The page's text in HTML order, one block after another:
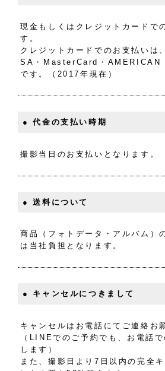
現金もしくはクレジットカードで
す。
クレジットカードでのお支払いは
SA・MasterCard・AMERICAN
です。（2017年現在）
● 代金の支払い時期
撮影当日のお支払いとなります。
● 送料について
商品（フォトデータ・アルバム）
は当社負担となります。
● キャンセルにつきまして
キャンセルはお電話にてご連絡お
（LINEでのご予約でも、お電話
します）
また、撮影日より7日以内の完全